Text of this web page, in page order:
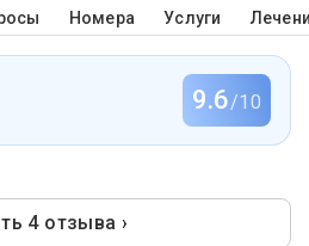
Номера Услуги
9.6/10
4 отзыва ›